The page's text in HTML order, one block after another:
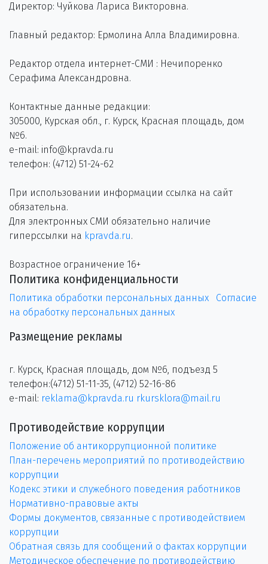
Директор: Чуйкова Лариса Викторовна.
Главный редактор: Ермолина Алла Владимировна.
Редактор отдела интернет-СМИ : Нечипоренко
Серафима Александровна.
Контактные данные редакции:
305000, Курская обл., г. Курск, Красная площадь, дом
№6.
e-mail: info@kpravda.ru
телефон: (4712) 51-24-62
При использовании информации ссылка на сайт
обязательна.
Для электронных СМИ обязательно наличие
гиперссылки на kpravda.ru.
Возрастное ограничение 16+
Политика конфиденциальности
Политика обработки персональных данных
Согласие
на обработку персональных данных
Размещение рекламы
г. Курск, Красная площадь, дом №6, подъезд 5
телефон:(4712) 51-11-35, (4712) 52-16-86
e-mail: reklama@kpravda.ru rkursklora@mail.ru
Противодействие коррупции
Положение об антикоррупционной политике
План-перечень мероприятий по противодействию
коррупции
Кодекс этики и служебного поведения работников
Нормативно-правовые акты
Формы документов, связанные с противодействием
коррупции
Обратная связь для сообщений о фактах коррупции
Методическое обеспечение по противодействию